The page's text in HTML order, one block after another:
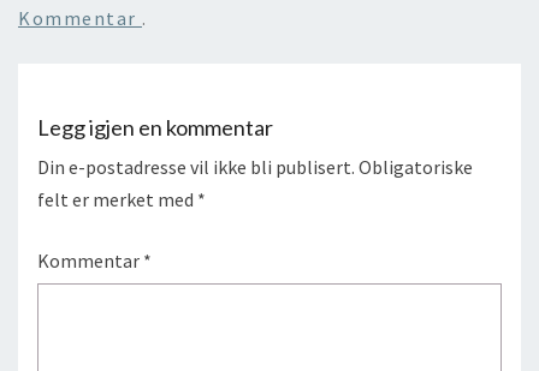
Kommentar .
Legg igjen en kommentar
Din e-postadresse vil ikke bli publisert. Obligatoriske
felt er merket med *
Kommentar *